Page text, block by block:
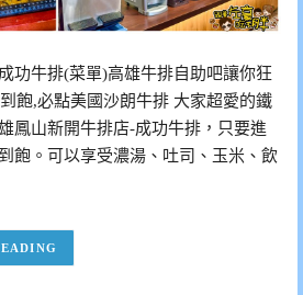
功牛排(菜單)高雄牛排自助吧讓你狂
飽,必點美國沙朗牛排 大家超愛的鐵
鳳山新開牛排店-成功牛排，只要進
飽。可以享受濃湯、吐司、玉米、飲